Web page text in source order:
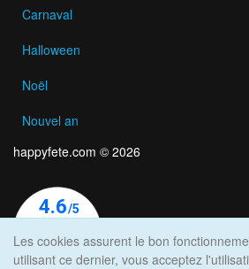
Carnaval
Halloween
Noël
Nouvel an
happyfete.com © 2026
Les cookies assurent le bon
utilisant ce dernier, vous acceptez